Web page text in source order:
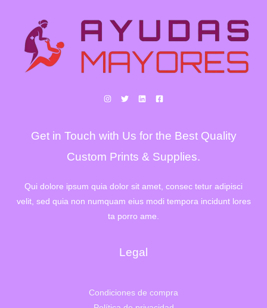
Get in Touch with Us for the Best Quality
Custom Prints & Supplies.
Qui dolore ipsum quia dolor sit amet, consec tetur adipisci
velit, sed quia non numquam eius modi tempora incidunt lores
ta porro ame.
Legal
Condiciones de compra